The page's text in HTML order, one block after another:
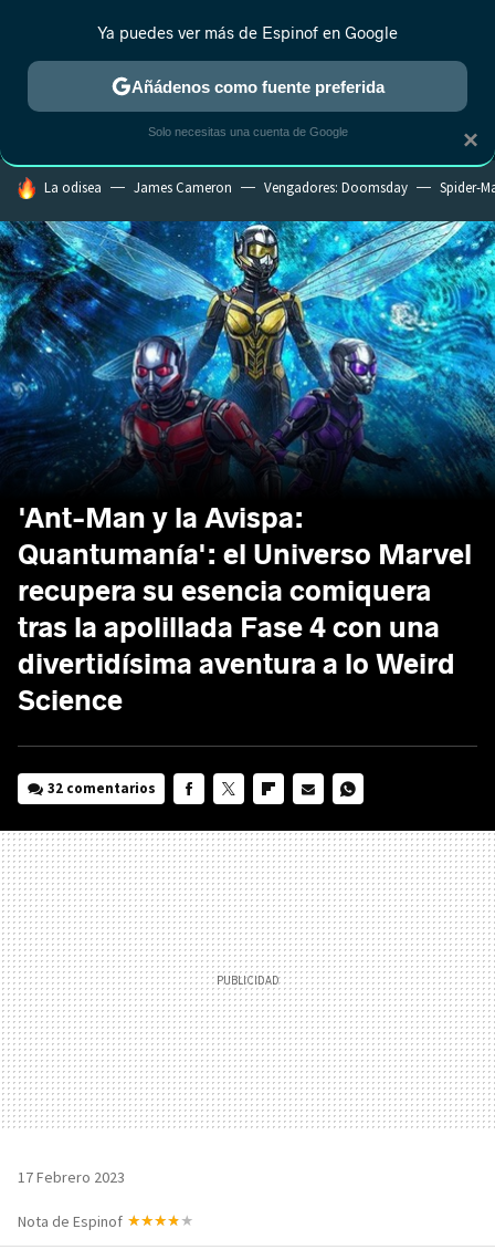
MENÚ NUEVO
ESTRENOS REALITY ANIME RANKINGS CINE
HOY SE HABLA DE
La odisea James Cameron Vengadores: Doomsday Spider-
'Ant-Man y la Avispa:
Quantumanía': el Universo Marvel
recupera su esencia comiquera
tras la apolillada Fase 4 con una
divertidísima aventura a lo Weird
Science
32 comentarios
MAIL
17 Febrero 2023
Nota de Espinof
×
Ya puedes ver más de Espinof en Google
Añádenos como fuente preferida
Solo necesitas una cuenta de Google